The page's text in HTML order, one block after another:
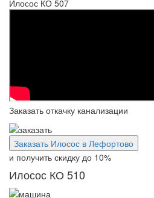
Илосос КО 507
Заказать откачку канализации
Заказать Илосос в Лефортово
и получить скидку до 10%
Илосос КО 510